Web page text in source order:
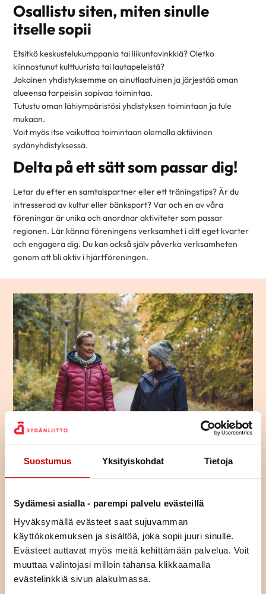
Suostumus Yksityiskohdat Tietoja
Sydämesi asialla - parempi palvelu evästeillä
Hyväksymällä evästeet saat sujuvamman
käyttökokemuksen ja sisältöä, joka sopii juuri sinulle.
Evästeet auttavat myös meitä kehittämään palvelua. Voit
muuttaa valintojasi milloin tahansa klikkaamalla
evästelinkkiä sivun alakulmassa.
Osallistu siten, miten sinulle
itselle sopii
Etsitkö keskustelukumppania tai liikuntavinkkiä? Oletko
kiinnostunut kulttuurista tai lautapeleistä?
Jokainen yhdistyksemme on ainutlaatuinen ja järjestää oman
alueensa tarpeisiin sopivaa toimintaa.
Tutustu oman lähiympäristösi yhdistyksen toimintaan ja tule
mukaan.
Voit myös itse vaikuttaa toimintaan olemalla aktiivinen
sydänyhdistyksessä.
Delta på ett sätt som passar dig!
Letar du efter en samtalspartner eller ett träningstips? Är du
intresserad av kultur eller bänksport? Var och en av våra
föreningar är unika och anordnar aktiviteter som passar
regionen. Lär känna föreningens verksamhet i ditt eget kvarter
och engagera dig. Du kan också själv påverka verksamheten
genom att bli aktiv i hjärtföreningen.
Liity jäseneksi
paikallista, alueellista ja valtakunnallista sydäntyötä.
tarjoamme mahdollisuuden kokemusten jakamiseen sekä
annamme vertaistukea. Liittymällä jäseneksi saat neljä kertaa
vuodessa ilmestyvän laadukkaan Sydän-lehden, joka tarjoaa
ajankohtaista tietoa sydänterveydestä.